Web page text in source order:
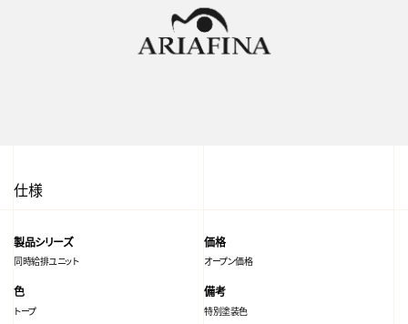
仕様
製品シリーズ
同時給排ユニット
価格
オープン価格
色
トープ
備考
特別塗装色